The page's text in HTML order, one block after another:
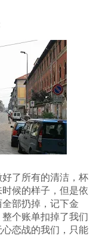
了所有的清洁，杯
候的样子，但是依
部扔掉，记下金
个账单扣掉了我们
恋战的我们，只能